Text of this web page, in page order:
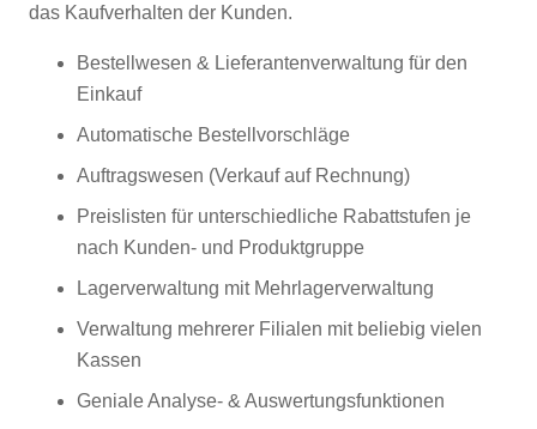
das Kaufverhalten der Kunden.
Bestellwesen & Lieferantenverwaltung für den
Einkauf
Automatische Bestellvorschläge
Auftragswesen (Verkauf auf Rechnung)
Preislisten für unterschiedliche Rabattstufen je
nach Kunden- und Produktgruppe
Lagerverwaltung mit Mehrlagerverwaltung
Verwaltung mehrerer Filialen mit beliebig vielen
Kassen
Geniale Analyse- & Auswertungsfunktionen